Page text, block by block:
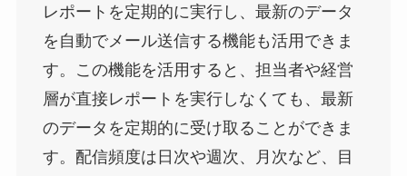
レポートを定期的に実行し、最新のデータ
を自動でメール送信する機能も活用できま
す。この機能を活用すると、担当者や経営
層が直接レポートを実行しなくても、最新
のデータを定期的に受け取ることができま
す。配信頻度は日次や週次、月次など、目